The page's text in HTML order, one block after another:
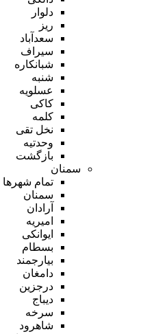
دلوار
ریز
سعدآباد
سیراف
شبانکاره
شنبه
عسلویه
کاکی
کلمه
نخل تقی
وحدتیه
بازگشت
سمنان
تمام شهر‌ها
سمنان
آرادان
امیریه
ایوانکی
بسطام
بیارجمند
دامغان
درجزین
دیباج
سرخه
شاهرود